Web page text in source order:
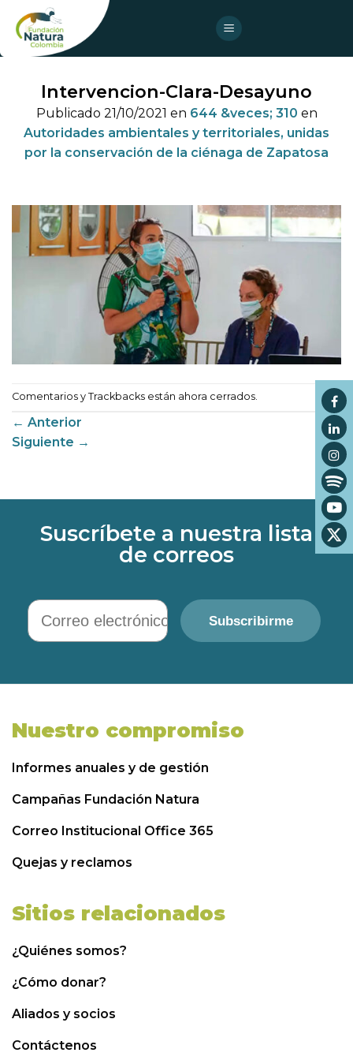
content
Intervencion-Clara-Desayuno
Publicado 21/10/2021 en 644 &veces; 310 en
Autoridades ambientales y territoriales, unidas
por la conservación de la ciénaga de Zapatosa
Comentarios y Trackbacks están ahora cerrados.
← Anterior
Siguiente →
Suscríbete a nuestra lista
de correos
Correo electrónico
Subscribirme
Nuestro compromiso
Informes anuales y de gestión
Campañas Fundación Natura
Correo Institucional Office 365
Quejas y reclamos
Sitios relacionados
¿Quiénes somos?
¿Cómo donar?
Aliados y socios
Contáctenos